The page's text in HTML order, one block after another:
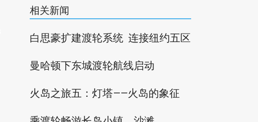
相关新闻
白思豪扩建渡轮系统 连接纽约五区
曼哈顿下东城渡轮航线启动
火岛之旅五：灯塔——火岛的象征